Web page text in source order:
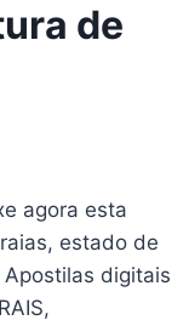
de
agora esta
estado de
Apostilas digitais